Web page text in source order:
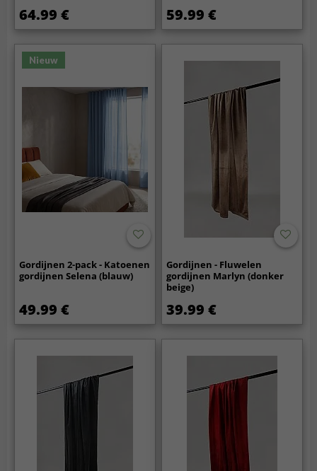
64.99 € 59.99 €
Nieuw
Gordijnen 2-pack - Katoenen
gordijnen Selena (blauw)
49.99 €
Gordijnen - Fluwelen
gordijnen Marlyn (donker
beige)
39.99 €